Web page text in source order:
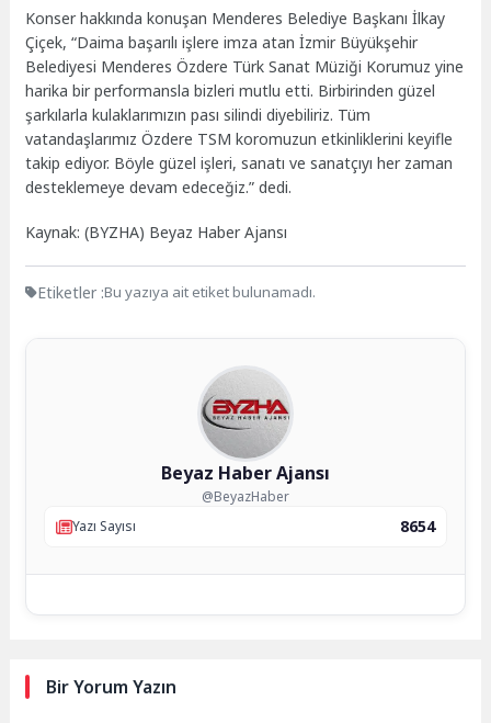
Konser hakkında konuşan Menderes Belediye Başkanı İlkay
Çiçek, “Daima başarılı işlere imza atan İzmir Büyükşehir
Belediyesi Menderes Özdere Türk Sanat Müziği Korumuz yine
harika bir performansla bizleri mutlu etti. Birbirinden güzel
şarkılarla kulaklarımızın pası silindi diyebiliriz. Tüm
vatandaşlarımız Özdere TSM koromuzun etkinliklerini keyifle
takip ediyor. Böyle güzel işleri, sanatı ve sanatçıyı her zaman
desteklemeye devam edeceğiz.” dedi.
Kaynak: (BYZHA) Beyaz Haber Ajansı
Etiketler :Bu yazıya ait etiket bulunamadı.
Beyaz Haber Ajansı
@BeyazHaber
Yazı Sayısı
8654
Bir Yorum Yazın